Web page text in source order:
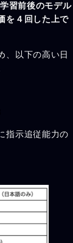
習前後のモデル
を４回した上で
、以下の高い日
指示追従能力の